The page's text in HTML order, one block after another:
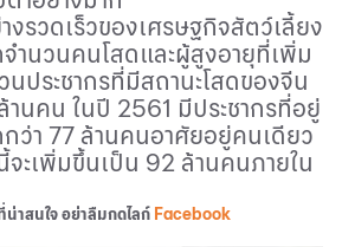
รวดเร็วของเศรษฐกิจสัตว์เลี้ยง
จำนวนคนโสดและผู้สูงอายุที่เพิ่ม
ประชากรที่มีสถานะโสดของจีน
านคน ในปี 2561 มีประชากรที่อยู่
ว่า 77 ล้านคนอาศัยอยู่คนเดียว
จะเพิ่มขึ้นเป็น 92 ล้านคนภายใน
าสนใจ อย่าลืมกดไลก์ Facebook